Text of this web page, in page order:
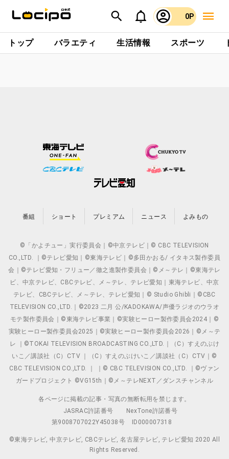
0P
トップ バラエティ 生活情報 スポーツ
番組 ショート プレミアム ニュース よみもの
©「かよチュー」実行委員会｜©中京テレビ｜© CBC TELEVISION
CO.,LTD. ｜©テレビ愛知｜©東海テレビ｜©多田かおる/ イタキス製作委員
会｜©テレビ愛知・フリュー／徹之進製作委員会｜©メ～テレ｜©東海テレ
ビ、中京テレビ、CBCテレビ、メ～テレ、テレビ愛知｜東海テレビ、中京
テレビ、CBCテレビ、メ～テレ、テレビ愛知｜© Studio Ghibli｜©CBC
TELEVISION CO.,LTD.｜©2023 二月 公/KADOKAWA/声優ラジオのウラオ
モテ製作委員会｜©東海テレビ事業｜©実験ヒーロー製作委員会2024｜©
実験ヒーロー製作委員会2025｜©実験ヒーロー製作委員会2026｜©メ～テ
レ ｜©TOKAI TELEVISION BROADCASTING CO.,LTD.｜（C）すえのぶけ
いこ／講談社（C）CTV ｜（C）すえのぶけいこ／講談社（C）CTV｜©
CBC TELEVISION CO.,LTD. ｜ ｜© CBC TELEVISION CO.,LTD. ｜©ヴァン
ガードプロジェクト ©VG15th｜©メ～テレNEXT／ダンスチャンネル
各ページに掲載の記事・写真の無断転用を禁じます。
JASRAC許諾番号
NexTone許諾番号
第9008707022Y45038号
ID000007318
©東海テレビ, 中京テレビ, CBCテレビ, 名古屋テレビ, テレビ愛知 2020 All
Rights Reserved.